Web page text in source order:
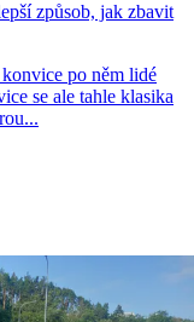
způsob, jak zbavit
po něm lidé
se ale tahle klasika